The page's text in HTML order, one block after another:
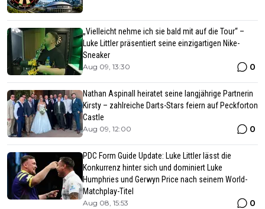
„Vielleicht nehme ich sie bald mit auf die Tour“ –
Luke Littler präsentiert seine einzigartigen Nike-
Sneaker
Aug 09, 13:30 0
Nathan Aspinall heiratet seine langjährige Partnerin
Kirsty – zahlreiche Darts-Stars feiern auf Peckforton
Castle
Aug 09, 12:00 0
PDC Form Guide Update: Luke Littler lässt die
Konkurrenz hinter sich und dominiert Luke
Humphries und Gerwyn Price nach seinem World-
Matchplay-Titel
Aug 08, 15:53 0